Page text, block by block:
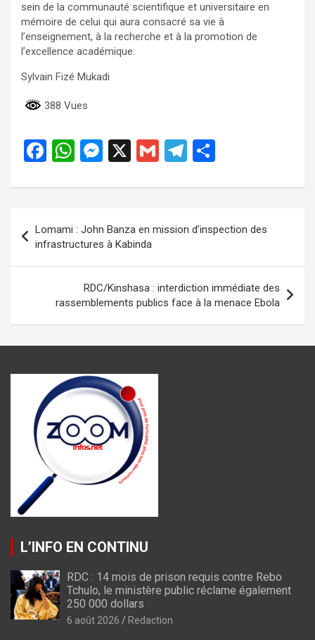
sein de la communauté scientifique et universitaire en
mémoire de celui qui aura consacré sa vie à
l’enseignement, à la recherche et à la promotion de
l’excellence académique.
Sylvain Fizé Mukadi
388 Vues
F
ce
o
o
W
at
s
A
p
p
M
se
n
g
er
X
G
ail
T
e
gr
a
m
ta
er
de
l’article
Lomami : John Banza en mission d’inspection des
infrastructures à Kabinda
RDC/Kinshasa : interdiction immédiate des
rassemblements publics face à la menace Ebola
L’INFO EN CONTINU
RDC : 14 mois de prison requis contre Rebo
Tchulo, le ministère public réclame également
250 000 dollars
6 août 2026 Redaction